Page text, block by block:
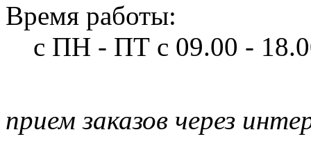
Время работы:
с ПН - ПТ с 09.00 -
прием заказов через